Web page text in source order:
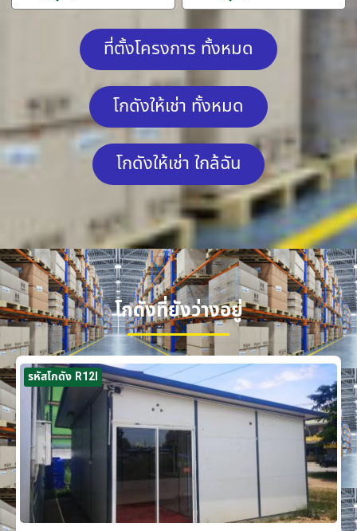
ที่ตั้งโครงการ ทั้งหมด
โกดังให้เช่า ทั้งหมด
โกดังให้เช่า ใกล้ฉัน
โกดังที่ยังว่างอยู่
รหัสโกดัง R12I